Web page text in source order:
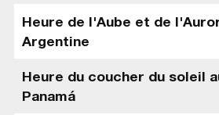
Heure de l'Aube et de
Argentine
Heure du coucher du soleil
Panamá